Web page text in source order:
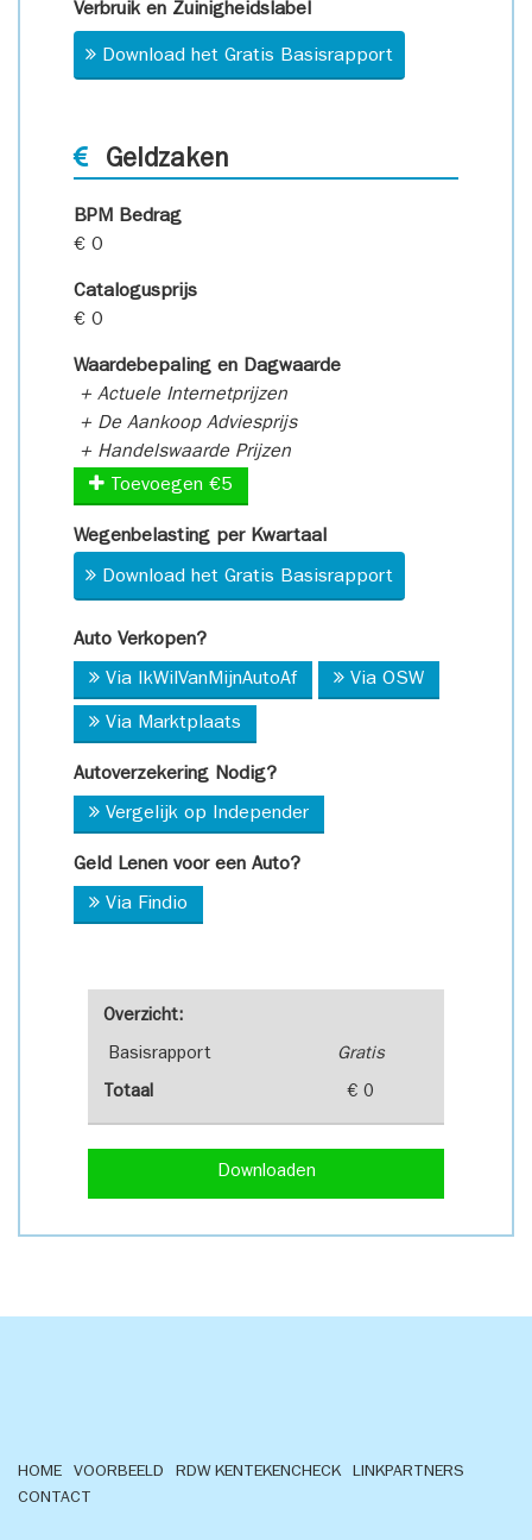
Overzicht:
Basisrapport Gratis
Totaal € 0
Downloaden
Verbruik en Zuinigheidslabel
Download het Gratis Basisrapport
Geldzaken
BPM Bedrag
€ 0
Catalogusprijs
€ 0
Waardebepaling en Dagwaarde
+ Actuele Internetprijzen
+ De Aankoop Adviesprijs
+ Handelswaarde Prijzen
Toevoegen €5
Wegenbelasting per Kwartaal
Download het Gratis Basisrapport
Auto Verkopen?
Via IkWilVanMijnAutoAf Via OSW
Via Marktplaats
Autoverzekering Nodig?
Vergelijk op Independer
Geld Lenen voor een Auto?
Via Findio
HOME VOORBEELD RDW KENTEKENCHECK
LINKPARTNERS
CONTACT